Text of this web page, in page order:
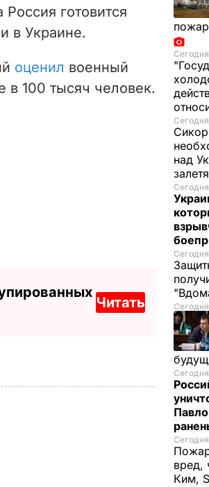
готовится
в Украине.
оценил военный
в 100 тысяч человек.
Читать
над
вред,
Ким,